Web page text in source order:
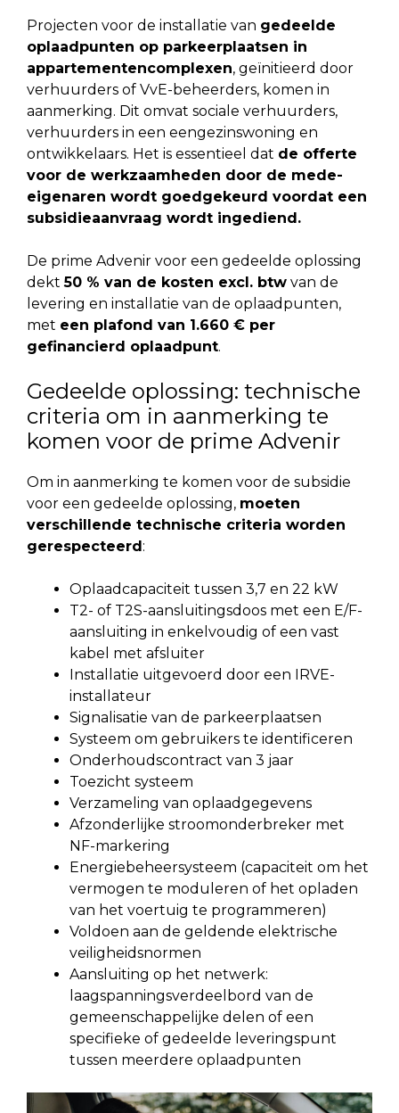
Projecten voor de installatie van gedeelde
oplaadpunten op parkeerplaatsen in
appartementencomplexen, geïnitieerd door
verhuurders of VvE-beheerders, komen in
aanmerking. Dit omvat sociale verhuurders,
verhuurders in een eengezinswoning en
ontwikkelaars. Het is essentieel dat de offerte
voor de werkzaamheden door de mede-
eigenaren wordt goedgekeurd voordat een
subsidieaanvraag wordt ingediend.
De prime Advenir voor een gedeelde oplossing
dekt50 % van de kosten excl. btw van de
levering en installatie van de oplaadpunten,
met een plafond van 1.660 € per
gefinancierd oplaadpunt.
Gedeelde oplossing: technische
criteria om in aanmerking te
komen voor de prime Advenir
Om in aanmerking te komen voor de subsidie
voor een gedeelde oplossing, moeten
verschillende technische criteria worden
gerespecteerd:
Oplaadcapaciteit tussen 3,7 en 22 kW
T2- of T2S-aansluitingsdoos met een E/F-
aansluiting in enkelvoudig of een vast
kabel met afsluiter
Installatie uitgevoerd door een IRVE-
installateur
Signalisatie van de parkeerplaatsen
Systeem om gebruikers te identificeren
Onderhoudscontract van 3 jaar
Toezicht systeem
Verzameling van oplaadgegevens
Afzonderlijke stroomonderbreker met
NF-markering
Energiebeheersysteem (capaciteit om het
vermogen te moduleren of het opladen
van het voertuig te programmeren)
Voldoen aan de geldende elektrische
veiligheidsnormen
Aansluiting op het netwerk:
laagspanningsverdeelbord van de
gemeenschappelijke delen of een
specifieke of gedeelde leveringspunt
tussen meerdere oplaadpunten